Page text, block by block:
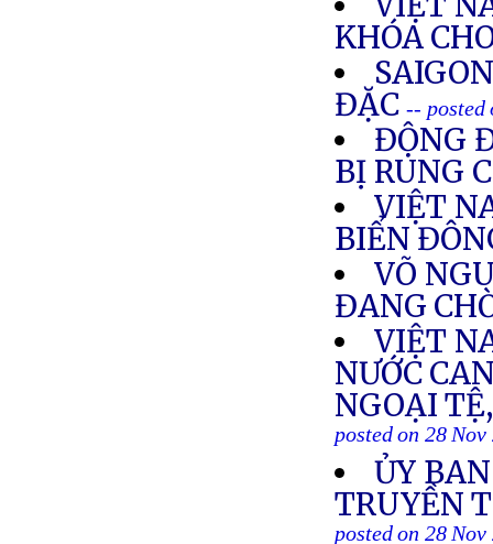
KHÓA
ĐẶC-- posted
ĐỘNG
BỊ RUNG
VIỆT
BIỂN
VÕ
ĐANG
VIỆT
NƯỚC
NGOẠI
posted on 28
ỦY
TRUYỀN